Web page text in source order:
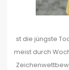
st die jüngste
meist durch